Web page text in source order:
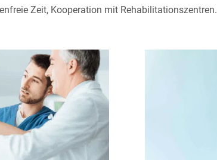
Zeit, Kooperation mit Rehabilitationszentren.